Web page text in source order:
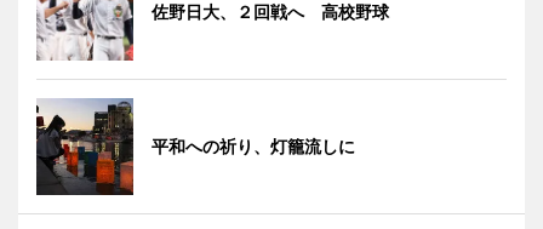
佐野日大、２回戦へ 高校野球
平和への祈り、灯籠流しに